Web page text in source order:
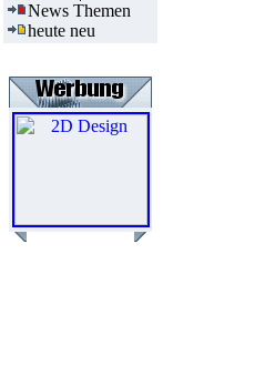
News Themen
heute neu